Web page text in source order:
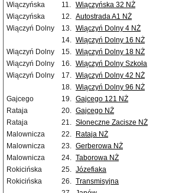
Wiączyńska
11. Wiączyńska 32 NŻ
Wiączyńska
12. Autostrada A1 NŻ
Wiączyń Dolny
13. Wiączyń Dolny 4 NŻ
14. Wiączyń Dolny 16 NŻ
Wiączyń Dolny
15. Wiączyń Dolny 18 NŻ
Wiączyń Dolny
16. Wiączyń Dolny Szkoła
Wiączyń Dolny
17. Wiączyń Dolny 42 NŻ
18. Wiączyń Dolny 96 NŻ
Gajcego
19. Gajcego 121 NŻ
Rataja
20. Gajcego NŻ
Rataja
21. Słoneczne Zacisze NŻ
Malownicza
22. Rataja NŻ
Malownicza
23. Gerberowa NŻ
Malownicza
24. Taborowa NŻ
Rokicińska
25. Józefiaka
Rokicińska
26. Transmisyjna